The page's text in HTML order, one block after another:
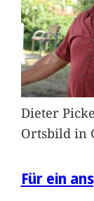
Dieter
Ortsbild in
Für ein